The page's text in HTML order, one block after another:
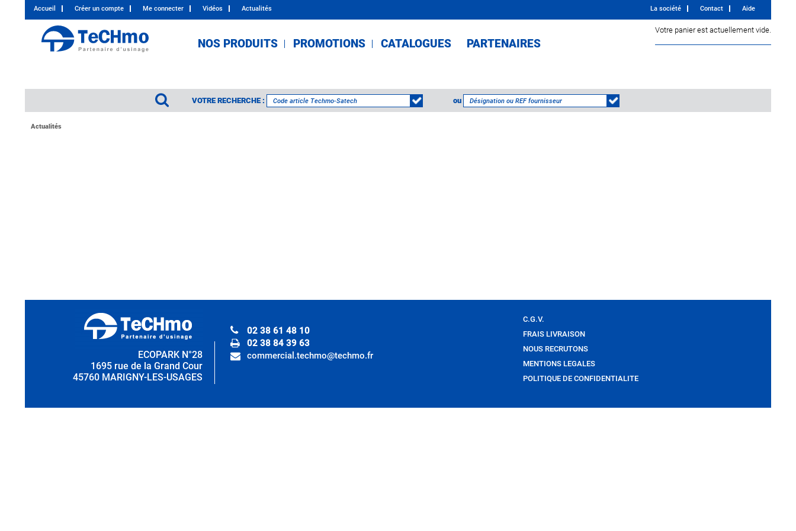
Accueil Créer un compte Me connecter Vidéos Actualités Aide
Contact
La société
NOS PRODUITS PROMOTIONS CATALOGUES PARTENAIRES
Votre panier est actuellement vide.
VOTRE RECHERCHE : ou
Actualités
ECOPARK N°28
1695 rue de la Grand Cour
45760 MARIGNY-LES-USAGES
02 38 61 48 10
02 38 84 39 63
commercial.techmo@techmo.fr
C.G.V.
FRAIS LIVRAISON
NOUS RECRUTONS
MENTIONS LEGALES
POLITIQUE DE CONFIDENTIALITE